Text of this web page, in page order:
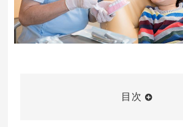
目次